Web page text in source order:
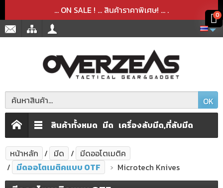
... ON SALE ! ... สินค้าราคาพิเศษ! ... .
OK
สินค้าทั้งหมด มีด เครื่องลับมีด,ที่ลับมีด
หน้าหลัก มีด
มีดออโตเมติค
มีดออโตเมติคแบบ OTF
Microtech Knives
สินค้าได้เพิ่มลงในตะกร้าเรียบร้อยแล้ว
สินค้าได้ถูกลบออกจากตะกร้าเรียบร้อยแล้ว
0